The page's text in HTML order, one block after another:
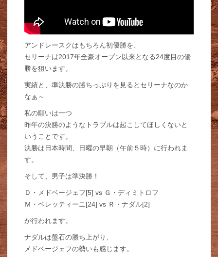
アンドレースクはもちろん初優勝を、
セリーナは2017年全豪オープン以来となる24度目の優
勝を狙います。
実績と、準決勝の勝ちっぷりを見るとセリーナなのか
なぁ～
私の願いは一つ
昨年の決勝のようなトラブルは起こしてほしくないと
いうことです。
決勝は日本時間、日曜の早朝（午前５時）に行われま
す。
そして、男子は準決勝！
Ｄ・メドベージェフ[5] vs Ｇ・ディミトロフ
Ｍ・ベレッティーニ[24] vs Ｒ・ナダル[2]
が行われます。
ナダルは盤石の勝ち上がり、
メドベージェフの勢いも感じます。